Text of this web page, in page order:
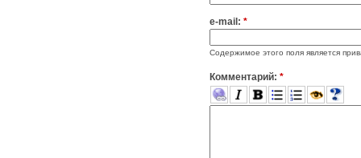
e-mail: *
Содержимое этого поля является
Комментарий: *